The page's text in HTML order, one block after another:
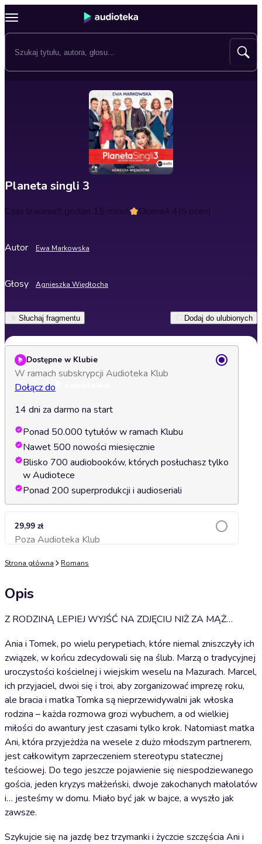
Planeta singli 3
Czas trwania9 godzin 15 minut Ocena4.4(5 ocen)
Autor Ewa Markowska
Głosy Agnieszka Więdłocha
Słuchaj fragmentu Dodaj do ulubionych
Dostępne w Klubie
W ramach subskrypcji Audioteka Klub
Dołącz do
14 dni za darmo na start
Ponad 50.000 tytułów w ramach Klubu
Nawet 500 nowości miesięcznie
Blisko 700 audiobooków, których posłuchasz tylko
w Audiotece
Ponad 200 superprodukcji i audioseriali
29,99 zł
Poza Audioteka KlubDodaj do koszyka
Strona główna Romans
Opis
Z RODZINĄ LEPIEJ WYJŚĆ NA ZDJĘCIU NIŻ ZA MĄŻ…
Ania i Tomek, po wielu perypetiach, które niemal zniszczyły ich
związek, w końcu zdecydowali się na ślub. Marzą o tradycyjnej
uroczystości kościelnej i wiejskim weselu na Mazurach. Marcel,
ich przyjaciel, dwoi się i troi, aby zorganizować imprezę roku,
ale bracia i matka Tomka są nieprzewidywalni jak włoska
rodzina – każda rozmowa grozi wybuchem, a od wielkiej
miłości do awantury jest czasami tylko krok. Natomiast matka
Ani, która przyjeżdża na wesele z dużo młodszym partnerem,
jest całkowitym zaprzeczeniem stereotypu statecznej
teściowej. Do tego jeszcze pojawienie się niespodziewanego
gościa, jeden kryzys małżeński, dwoje zakochanych małolatów
i… jesteśmy w domu. Miało być jak w bajce, a wyszło jak
zawsze.
Szykujcie się na jazdę bez trzymanki i życzcie szczęścia Ani i